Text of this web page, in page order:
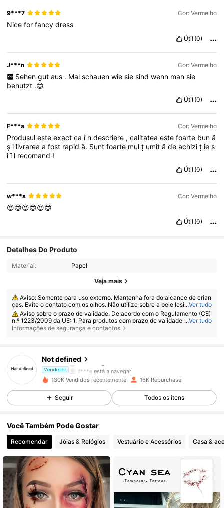
9***7 Cor: Vermelho
Niceforfancydress
Útil (0)
J***n Cor: Vermelho
Sehen gut aus . Mal schauen wie sie sind wenn man sie
benutzt .😊
Útil (0)
F***a Cor: Vermelho
Produsulesteexactcaî ndescriere ,calitateaestefoarte bună
ș i livrareaafost rapidă. Suntfoarte mulț umitădeachiziț ieș
iî l recomand !
Útil (0)
w***s Cor: Vermelho
😍😍😍😍😍😍
Útil (0)
Detalhes Do Produto
Material: Papel
Veja mais
Aviso: Somente para uso externo. Mantenha fora do alcance de crian
ças. Evite o contato com os olhos. Não utilize sobre a pele lesionada ou
irritada. Suspenda o uso caso ocorra irritação.
...Ver tudo
Aviso sobre o prazo de validade: De acordo com o Regulamento (CE)
n.º 1223/2009 da UE: 1. Para produtos com prazo de validade total ≤ 30
meses: a data de validade será indicada por um símbolo de ampulheta
e frasco aberto + M, onde M representa meses. Nota: Produtos com em
balagens de uso único, produtos não abriveis e outros itens específicos
estão isentos da marcação PAO obrigatória. Consulte exclusivamente a
s marcações impressas na embalagem física do produto; interrompa o u
so imediatamente se ocorrer deterioração.
...Ver tudo
Informações de segurança e contactos
Not defined
Vendedor f***e está a navegar
4,82
1.2K Seguidores
4,82 1.2K Seguidores
4,82 1.2K Seguidores
130K Vendidos recentemente 16K Repurchase
Seguir Todos os itens
Você Também Pode Gostar
Recomendar Jóias & Relógios Vestuário e Acessórios Casa &